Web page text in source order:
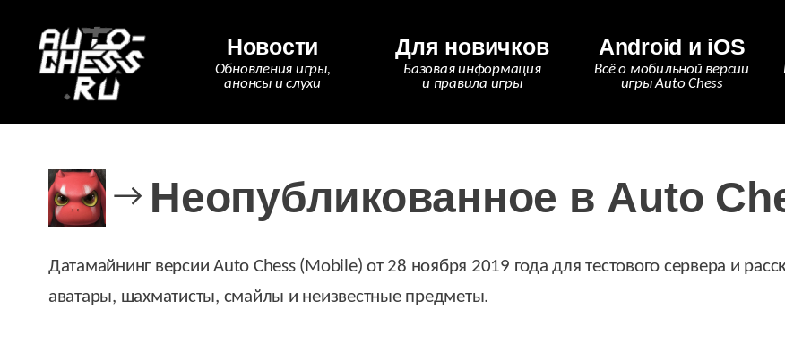
Новости
Обновления игры,
анонсы и слухи
Для новичков
Базовая информация
и правила игры
Android и iOS
Всё о мобильной версии
игры Auto Chess
→ Неопубликованное в Auto
Датамайнинг версии Auto Chess (Mobile) от 28 ноября 2019 года для тестового сервера и
аватары, шахматисты, смайлы и неизвестные предметы.